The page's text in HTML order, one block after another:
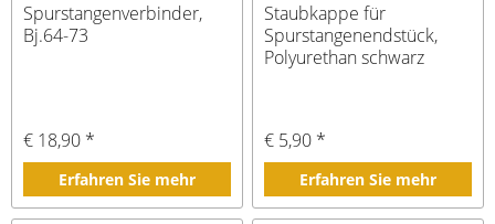
Spurstangenverbinder,
Bj.64-73
€ 18,90 *
Erfahren Sie mehr
Staubkappe für
Spurstangenendstück,
Polyurethan schwarz
€ 5,90 *
Erfahren Sie mehr